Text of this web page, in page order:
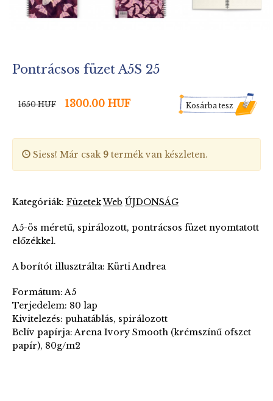
Pontrácsos füzet A5S 25
1650 HUF 1300.00 HUF Kosárba tesz
Siess! Már csak 9 termék van készleten.
Kategóriák: FüzetekWeb ÚJDONSÁG
A5-ös méretű, spirálozott, pontrácsos füzet nyomtatott
előzékkel.
A borítót illusztrálta: Kürti Andrea
Formátum: A5
Terjedelem: 80 lap
Kivitelezés: puhatáblás, spirálozott
Belív papírja: Arena Ivory Smooth (krémszínű ofszet
papír), 80g/m2